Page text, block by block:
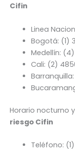
Cifin
Linea
Bogotá: (1)
Medellín:
Cali: (2)
Horario nocturno
riesgo Cifin
Teléfono: